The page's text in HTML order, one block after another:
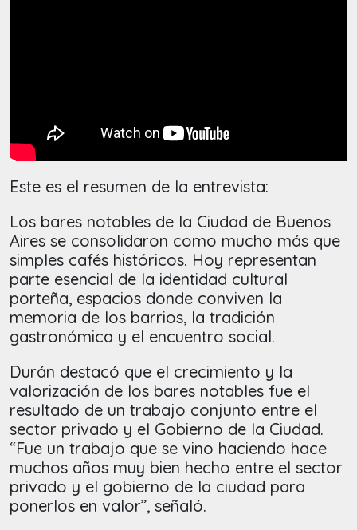
Este es el resumen de la entrevista:
Los bares notables de la Ciudad de Buenos
Aires se consolidaron como mucho más que
simples cafés históricos. Hoy representan
parte esencial de la identidad cultural
porteña, espacios donde conviven la
memoria de los barrios, la tradición
gastronómica y el encuentro social.
Durán destacó que el crecimiento y la
valorización de los bares notables fue el
resultado de un trabajo conjunto entre el
sector privado y el Gobierno de la Ciudad.
“Fue un trabajo que se vino haciendo hace
muchos años muy bien hecho entre el sector
privado y el gobierno de la ciudad para
ponerlos en valor”, señaló.